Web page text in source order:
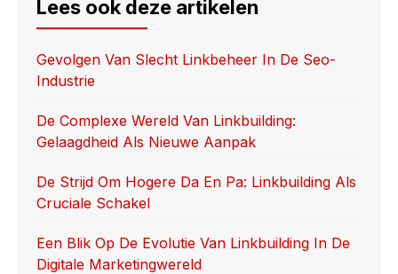
b
o
o
k
d
o
n
Lees ook deze artikelen
Gevolgen Van Slecht Linkbeheer In De Seo-
Industrie
De Complexe Wereld Van Linkbuilding:
Gelaagdheid Als Nieuwe Aanpak
De Strijd Om Hogere Da En Pa: Linkbuilding Als
Cruciale Schakel
Een Blik Op De Evolutie Van Linkbuilding In De
Digitale Marketingwereld